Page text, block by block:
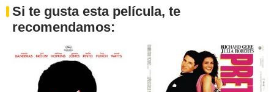
Si te gusta esta película, te
recomendamos: